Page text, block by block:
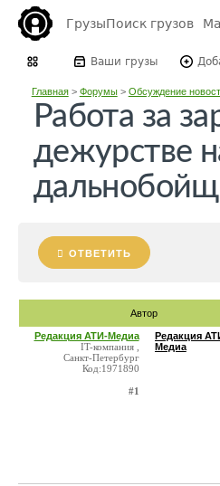
ГрузыПоиск грузов
Ваши грузы
Главная> Форумы> Обсуждение
Работа за
дежурстве
ОТВЕТИТЬ
Автор
Редакция АТИ-Медиа
IT-компания ,
Санкт-Петербург
Код:1971890
#1
Редакция
Медиа